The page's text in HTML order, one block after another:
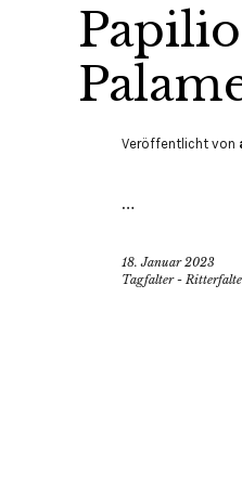
Veröffentlicht von
…
18. Januar 2023
Tagfalter -